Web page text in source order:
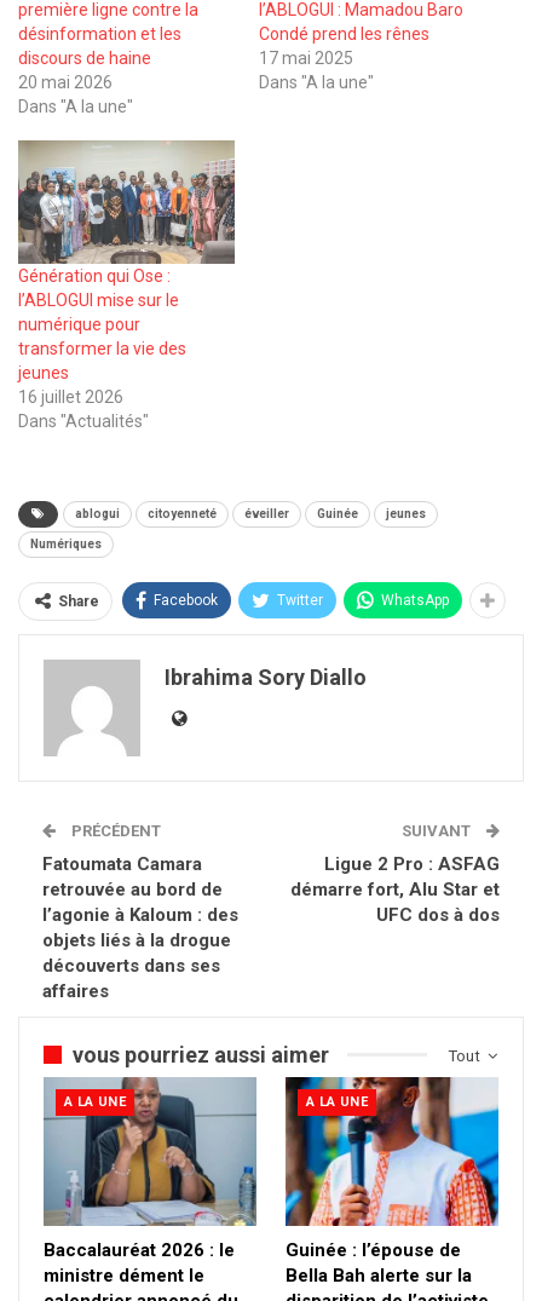
première ligne contre la
désinformation et les
discours de haine
20 mai 2026
Dans "A la une"
l’ABLOGUI : Mamadou Baro
Condé prend les rênes
17 mai 2025
Dans "A la une"
Génération qui Ose :
l’ABLOGUI mise sur le
numérique pour
transformer la vie des
jeunes
16 juillet 2026
Dans "Actualités"
ablogui citoyenneté éveiller Guinée jeunes
Numériques
Share Facebook Twitter WhatsApp
Ibrahima Sory Diallo
PRÉCÉDENT
Fatoumata Camara
retrouvée au bord de
l’agonie à Kaloum : des
objets liés à la drogue
découverts dans ses
affaires
SUIVANT
Ligue 2 Pro : ASFAG
démarre fort, Alu Star et
UFC dos à dos
Tout
vous pourriez aussi aimer
A LA UNE
Baccalauréat 2026 : le
ministre dément le
A LA UNE
Guinée : l’épouse de
Bella Bah alerte sur la